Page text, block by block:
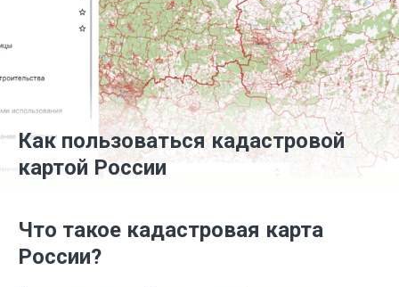
Как пользоваться кадастровой
картой России
Что такое кадастровая карта
России?